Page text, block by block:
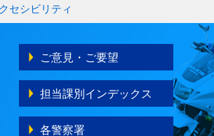
セシビリティ
ご意見・ご要望
担当課別インデックス
各警察署